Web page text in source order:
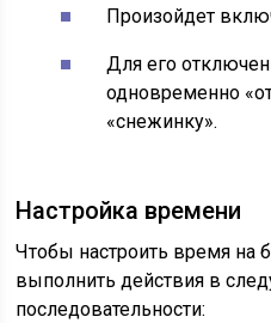
Произойдет
Для его
одновременно
«снежинку».
Настройка времени
Чтобы настроить время на
выполнить действия в
последовательности: